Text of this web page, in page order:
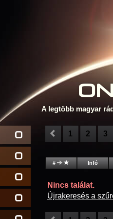
A legtöbb magyar
1 2 3
# Infó
Nincs találat.
Újrakeresés a